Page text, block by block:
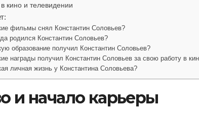
кино и телевидении
фильмы снял Константин Соловьев?
родился Константин Соловьев?
образование получил Константин Соловьев?
награды получил Константин Соловьев за свою работу в
личная жизнь у Константина Соловьева?
и начало карьеры